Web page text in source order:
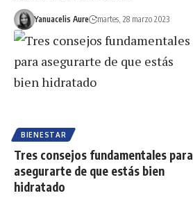
Yanuacelis Aure martes, 28 marzo 2023
BIENESTAR
Tres consejos fundamentales para
asegurarte de que estás bien
hidratado